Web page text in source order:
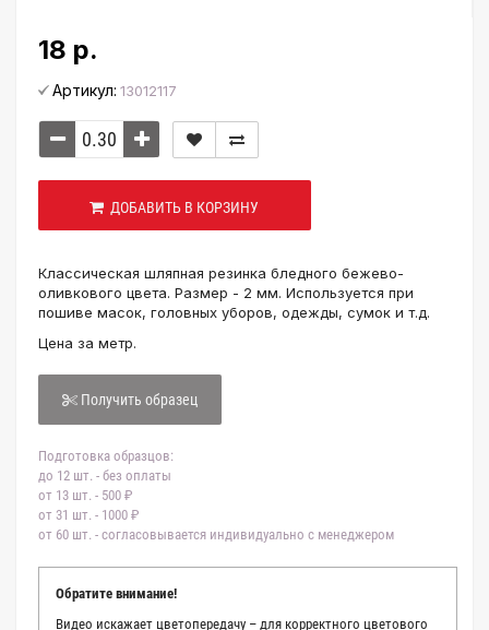
18 р.
Артикул: 13012117
ДОБАВИТЬ В КОРЗИНУ
Классическая шляпная резинка бледного бежево-
оливкового цвета. Размер - 2 мм. Используется при
пошиве масок, головных уборов, одежды, сумок и т.д.
Цена за метр.
Получить образец
Подготовка образцов:
до 12 шт. - без оплаты
от 13 шт. - 500 ₽
от 31 шт. - 1000 ₽
от 60 шт. - согласовывается индивидуально с менеджером
Обратите внимание!
Видео искажает цветопередачу – для корректного цветового